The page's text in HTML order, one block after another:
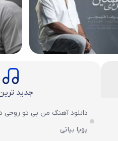
جدید
دانلود آهنگ من بی تو روحی
پویا بیاتی